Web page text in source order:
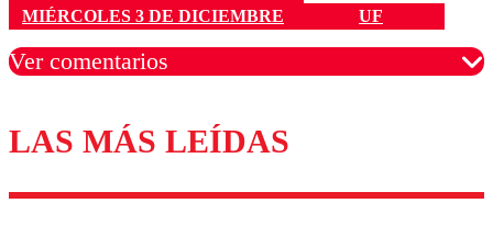
MIÉRCOLES 3 DE DICIEMBRE
UF
Ver comentarios
Los comentarios son moderados para garantizar un
diálogo respetuoso.
Nombre
LAS MÁS LEÍDAS